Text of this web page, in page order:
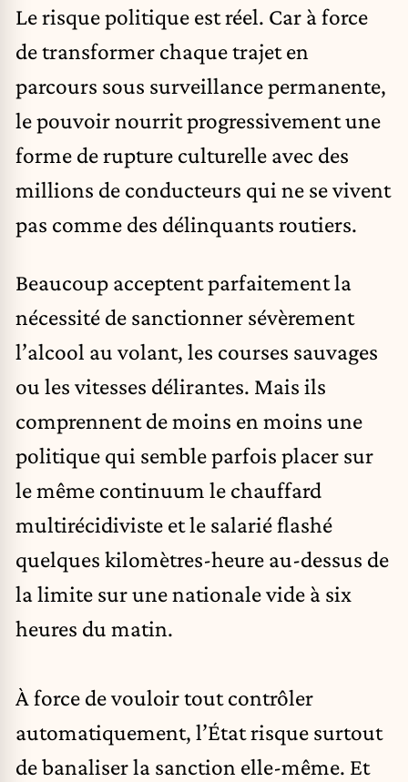
Le risque politique est réel. Car à force
de transformer chaque trajet en
parcours sous surveillance permanente,
le pouvoir nourrit progressivement une
forme de rupture culturelle avec des
millions de conducteurs qui ne se vivent
pas comme des délinquants routiers.
Beaucoup acceptent parfaitement la
nécessité de sanctionner sévèrement
l’alcool au volant, les courses sauvages
ou les vitesses délirantes. Mais ils
comprennent de moins en moins une
politique qui semble parfois placer sur
le même continuum le chauffard
multirécidiviste et le salarié flashé
quelques kilomètres-heure au-dessus de
la limite sur une nationale vide à six
heures du matin.
À force de vouloir tout contrôler
automatiquement, l’État risque surtout
de banaliser la sanction elle-même. Et